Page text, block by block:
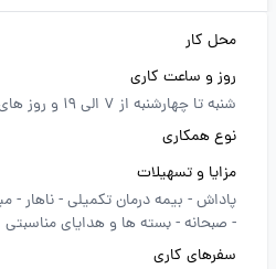
محل کار
روز و ساعت کاری
شنبه تا چهارشنبه از 7 الی 19 و روز های پنجشنبه 7 الی 14
نوع همکاری
مزایا و تسهیلات
پاداش - بیمه درمان تکمیلی -ناهار -
- صبحانه -بسته ها و هدایای مناسبتی
سفرهای کاری